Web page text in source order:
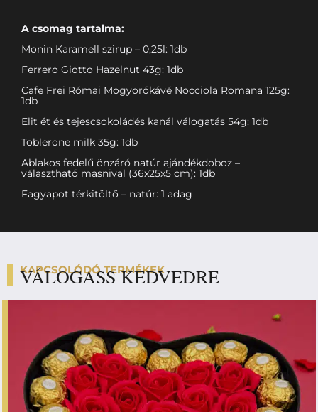
A csomag tartalma:
Monin Karamell szirup – 0,25l: 1db
Ferrero Giotto Hazelnut 43g: 1db
Cafe Frei Római Mogyorókávé Nocciola Romana 125g:
1db
Elit ét és tejescsokoládés kanál válogatás 54g: 1db
Toblerone milk 35g: 1db
Ablakos fedelű önzáró natúr ajándékdoboz –
választható masnival (36x25x5 cm): 1db
Fagyapot térkitöltő – natúr: 1 adag
KAPCSOLÓDÓ TERMÉKEK
VÁLOGASS KEDVEDRE